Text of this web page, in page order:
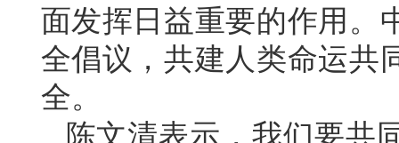
面发挥日益重要的作用。
全倡议，共建人类命运共
全。
陈文清表示，我们要共